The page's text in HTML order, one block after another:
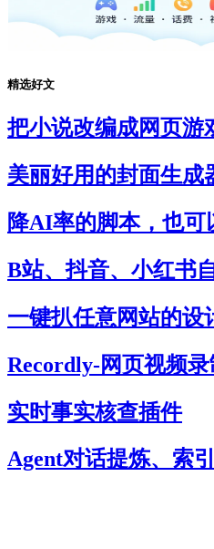
精选好文
把小说改编成网页游
美丽好用的封面生成
降AI率的脚本，也可
B站、抖音、小红书
一键扒任意网站的设
Recordly-网页视频录
实时事实核查插件
Agent对话提炼、索